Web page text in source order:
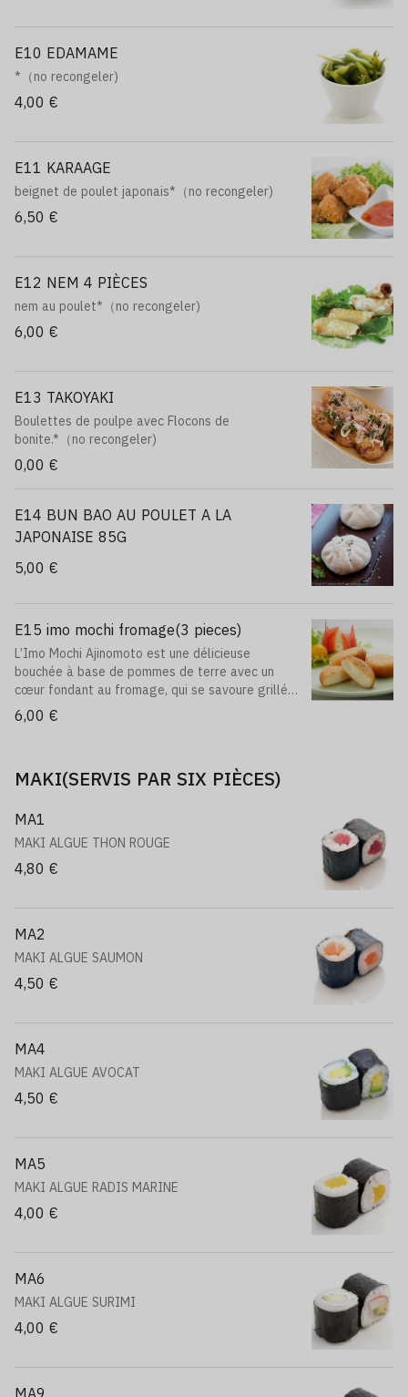
E10 EDAMAME
*（no recongeler)
4,00 €
E11 KARAAGE
beignet de poulet japonais*（no recongeler)
6,50 €
E12 NEM 4 PIÈCES
nem au poulet*（no recongeler)
6,00 €
E13 TAKOYAKI
Boulettes de poulpe avec Flocons de
bonite.*（no recongeler)
0,00 €
E14 BUN BAO AU POULET A LA
JAPONAISE 85G
5,00 €
E15 imo mochi fromage(3 pieces)
L’Imo Mochi Ajinomoto est une délicieuse
bouchée à base de pommes de terre avec un
cœur fondant au fromage, qui se savoure grillée
sur les deux faces.
6,00 €
MAKI(SERVIS PAR SIX PIÈCES)
MA1
MAKI ALGUE THON ROUGE
4,80 €
MA2
MAKI ALGUE SAUMON
4,50 €
MA4
MAKI ALGUE AVOCAT
4,50 €
MA5
MAKI ALGUE RADIS MARINE
4,00 €
MA6
MAKI ALGUE SURIMI
4,00 €
MA9